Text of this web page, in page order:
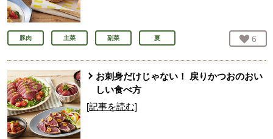
豚肉 主菜 副菜 夏 お気
6
お刺身だけじゃない！ 戻りかつおのおい
しい食べ方
[記事を読む]